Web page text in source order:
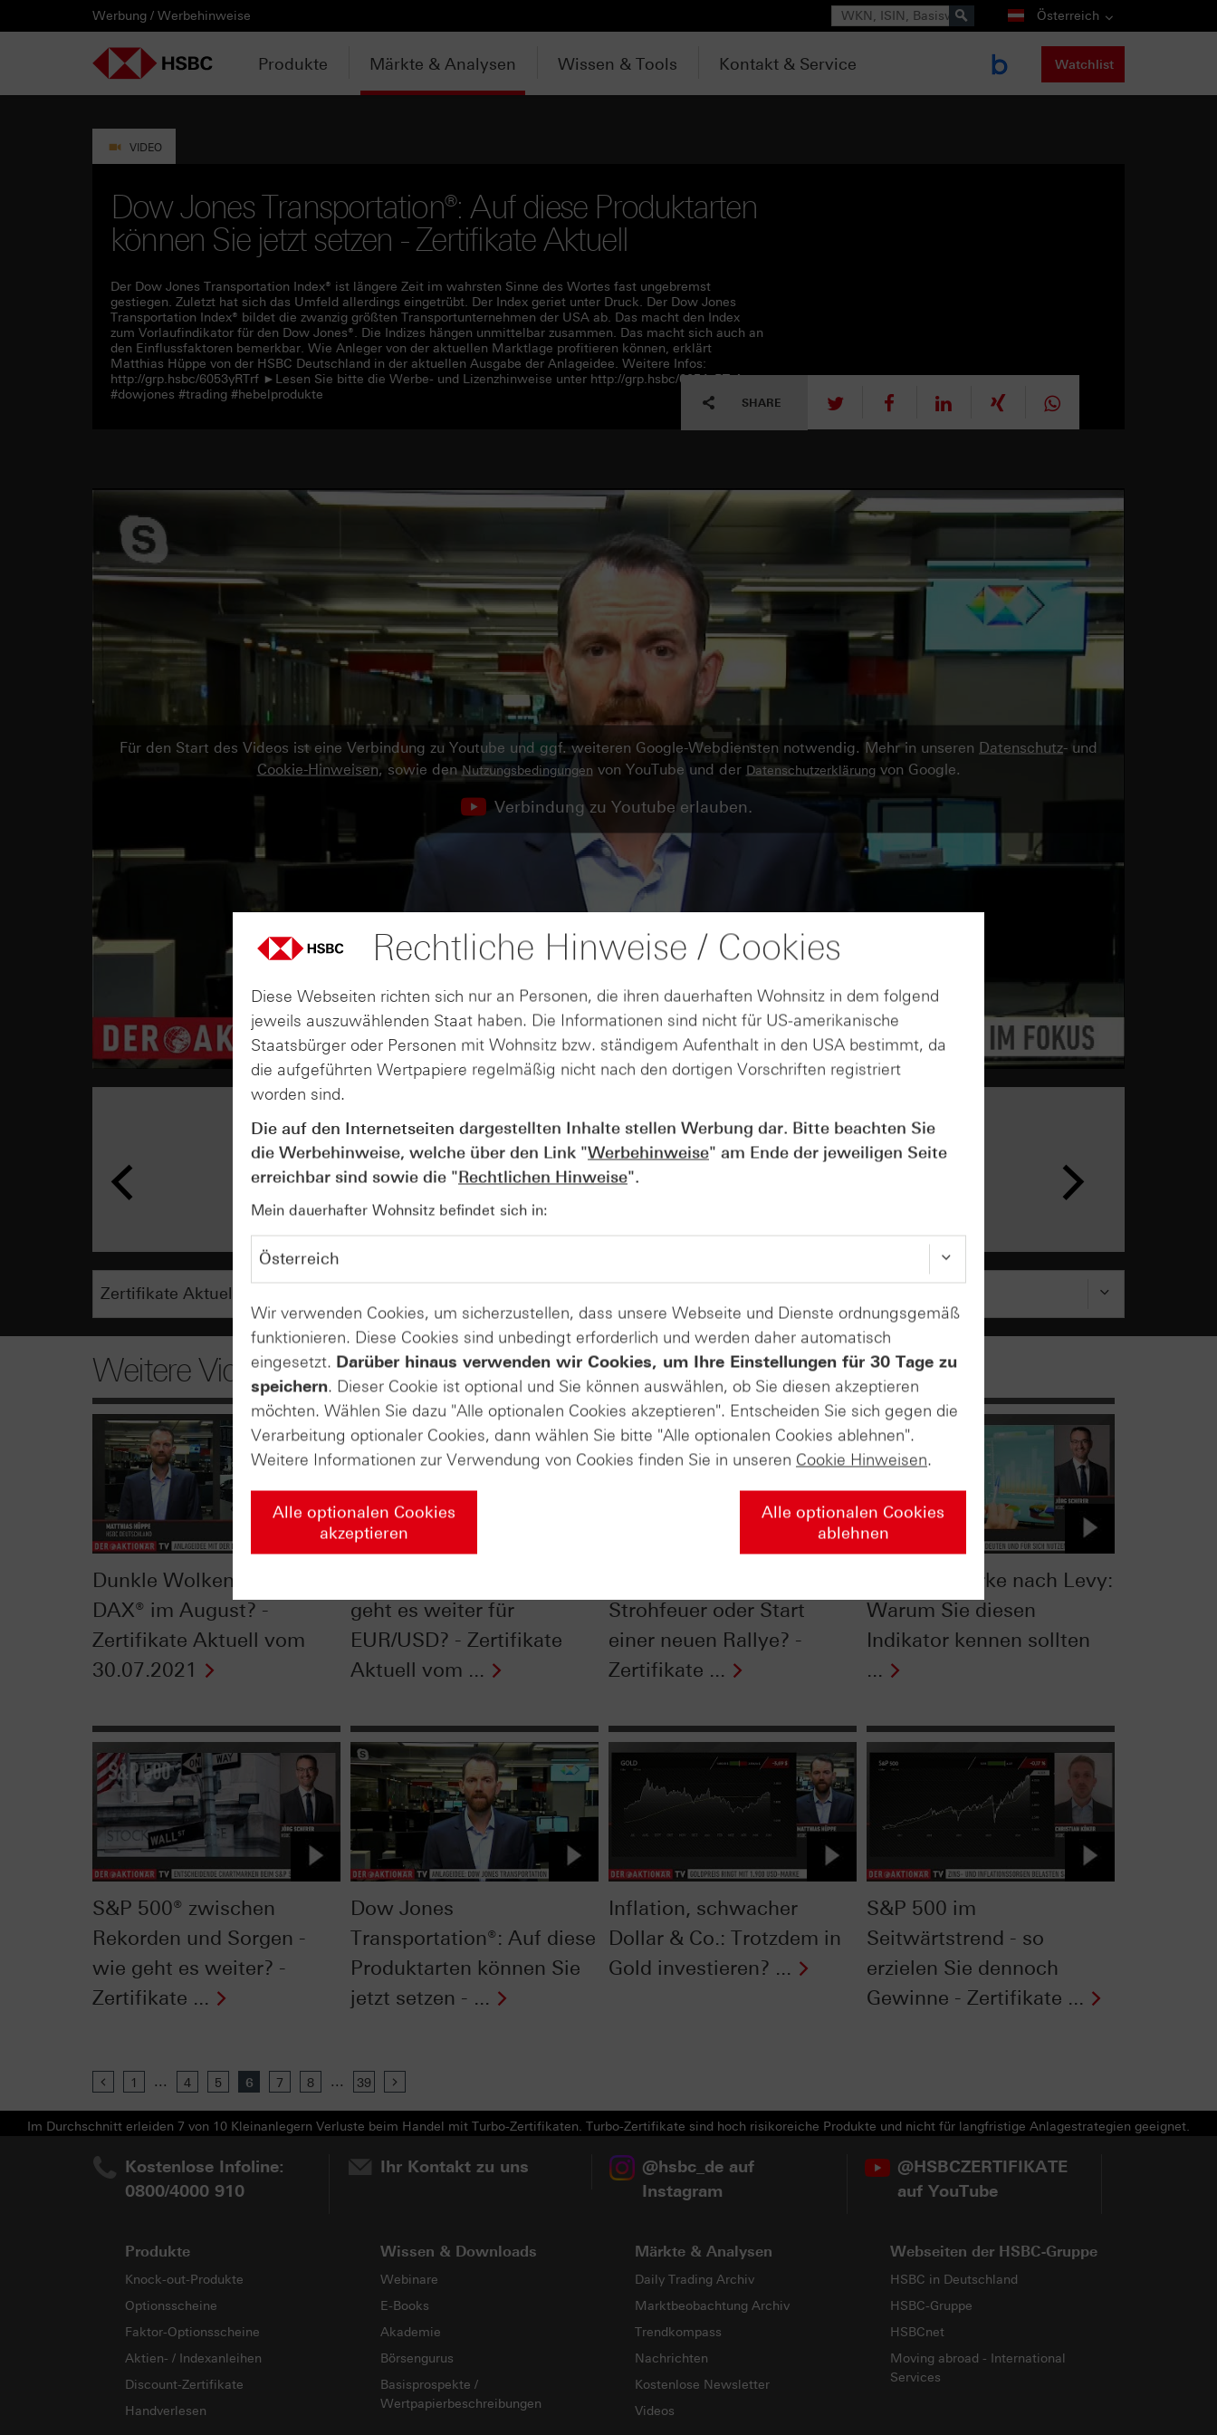
PRODUKTE
HEBELPRODUKTE
MÄRKTE & ANALYSEN
WISSEN & TOOLS
KONTAKT & SERVICE
DOWNLOADCENTER
LÄNDERAUSWAHL
Deutschland
AUSGEWÄHLTE SEITEN
HEBELPRODUKTE
Knock-out-Produkte
Weitere Hebelprodukte
Ausgestoppte Produkte
Intraday-Emissionen
ANLAGEPRODUKTE
Aktien- / Indexanleihen
Discount-Zertifikate
Express-Zertifikate
Kapitalschutz-Produkte
Sprint-Zertifikate
Strategie- / Basket- /
Themenzertifikate
AKTUELLES
Anpassungen / Kündigungen
Neuemissionen
ANALYSEN
Daily Trading
Trendkompass
Newsletter-Abonnement
VIDEOS
ntv-Zertifikate mit HSBC
Börse Stuttgart TV mit HSBC
Zertifikate Aktuell mit HSBC
WATCHLIST
Login / Zur Watchlist
WEBINARE
Webinartermine
WISSEN
kostenlose eBooks
Aktien- / Indexanleihen Rechner
Trendkompass
KONTAKT
Kontaktformular
SERVICE
Wir über uns
DOWNLOADCENTER
Basisprospekte /
Wertpapierbeschreibungen
Werbung / Werbehinweise Suche Österreich
Produkte Märkte & Analysen Wissen & Tools Kontakt & Service Watchlist
VIDEO
Dow Jones Transportation®: Auf diese Produktarten
können Sie jetzt setzen - Zertifikate Aktuell
Der Dow Jones Transportation Index® ist längere Zeit im wahrsten Sinne des Wortes fast ungebremst
gestiegen. Zuletzt hat sich das Umfeld allerdings eingetrübt. Der Index geriet unter Druck. Der Dow Jones
Transportation Index® bildet die zwanzig größten Transportunternehmen der USA ab. Das macht den Index
zum Vorlaufindikator für den Dow Jones®. Die Indizes hängen unmittelbar zusammen. Das macht sich auch an
den Einflussfaktoren bemerkbar. Wie Anleger von der aktuellen Marktlage profitieren können, erklärt
Matthias Hüppe von der HSBC Deutschland in der aktuellen Ausgabe der Anlageidee. Weitere Infos:
http://grp.hsbc/6053yRTrf ►Lesen Sie bitte die Werbe- und Lizenzhinweise unter http://grp.hsbc/6054yRTrA
#dowjones #trading #hebelprodukte
SHARE tweet mitteilen
Für den Start des Videos ist eine Verbindung zu Youtube und ggf. weiteren Google-Webdiensten notwendig. Mehr in unseren Datenschutz- und
Cookie-Hinweisen, sowie denNutzungsbedingungen von YouTube und der Datenschutzerklärungvon Google.
Verbindung zu Youtube erlauben.
AUGUST
07
Wie lange bleibt der DAX® in
Rekordlaune? - ntv Zertifikate
07.08.26
Weitere Videos
Dunkle Wolken für den
DAX® im August? -
Zertifikate Aktuell vom
30.07.2021
geht es weiter für
EUR/USD? - Zertifikate
Aktuell vom ...
Strohfeuer oder Start
einer neuen Rallye? -
Zertifikate ...
Relative Stärke nach Levy:
Warum Sie diesen
Indikator kennen sollten
...
S&P 500® zwischen
Rekorden und Sorgen -
wie geht es weiter? -
Zertifikate ...
Dow Jones
Transportation®: Auf diese
Produktarten können Sie
jetzt setzen - ...
Inflation, schwacher
Dollar & Co.: Trotzdem in
Gold investieren? ...
S&P 500 im
Seitwärtstrend - so
erzielen Sie dennoch
Gewinne - Zertifikate ...
Previous
1 ... 4 5 6 7 8 ... 39
Im Durchschnitt erleiden 7 von 10 Kleinanlegern Verluste beim Handel mit Turbo-Zertifikaten. Turbo-Zertifikate sind hoch risikoreiche Produkte und nicht für langfristige Anlagestrategien geeignet.
Kostenlose Infoline:
0800/4000 910
Ihr Kontakt zu uns
@hsbc_de auf
Instagram
@HSBCZERTIFIKATE
auf YouTube
Produkte
Knock-out-Produkte
Optionsscheine
Faktor-Optionsscheine
Aktien- / Indexanleihen
Discount-Zertifikate
Handverlesen
Wissen & Downloads
Webinare
E-Books
Akademie
Börsengurus
Basisprospekte /
Wertpapierbeschreibungen
Märkte & Analysen
Daily Trading Archiv
Marktbeobachtung Archiv
Trendkompass
Nachrichten
Kostenlose Newsletter
Videos
Webseiten der HSBC-Gruppe
HSBC in Deutschland
HSBC-Gruppe
HSBCnet
Moving abroad - International
Services
Rechtliche Hinweise / Cookies
Diese Webseiten richten sich nur an Personen, die ihren dauerhaften Wohnsitz in dem folgend
jeweils auszuwählenden Staat haben. Die Informationen sind nicht für US-amerikanische
Staatsbürger oder Personen mit Wohnsitz bzw. ständigem Aufenthalt in den USA bestimmt, da
die aufgeführten Wertpapiere regelmäßig nicht nach den dortigen Vorschriften registriert
worden sind.
Die auf den Internetseiten dargestellten Inhalte stellen Werbung dar. Bitte beachten Sie
die Werbehinweise, welche über den Link "Werbehinweise" am Ende der jeweiligen Seite
erreichbar sind sowie die "Rechtlichen Hinweise".
Mein dauerhafter Wohnsitz befindet sich in:
Wir verwenden Cookies, um sicherzustellen, dass unsere Webseite und Dienste ordnungsgemäß
funktionieren. Diese Cookies sind unbedingt erforderlich und werden daher automatisch
eingesetzt. Darüber hinaus verwenden wir Cookies, um Ihre Einstellungen für 30 Tage zu
speichern. Dieser Cookie ist optional und Sie können auswählen, ob Sie diesen akzeptieren
möchten. Wählen Sie dazu "Alle optionalen Cookies akzeptieren". Entscheiden Sie sich gegen die
Verarbeitung optionaler Cookies, dann wählen Sie bitte "Alle optionalen Cookies ablehnen".
Weitere Informationen zur Verwendung von Cookies finden Sie in unseren Cookie Hinweisen.
Alle optionalen Cookies
akzeptieren
Alle optionalen Cookies
ablehnen